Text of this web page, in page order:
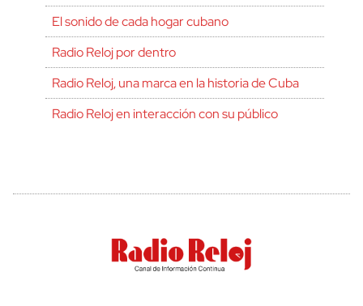
El sonido de cada hogar cubano
Radio Reloj por dentro
Radio Reloj, una marca en la historia de Cuba
Radio Reloj en interacción con su público